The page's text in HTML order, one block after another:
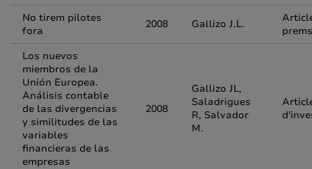
No tirem pilotes
fora
2008 Gallizo J.L.
Los nuevos
miembros de la
Unión Europea.
Análisis contable
de las divergencias
y similitudes de las
variables
financieras de las
empresas
2008
Gallizo JL,
Saladrigues
R, Salvador
M.